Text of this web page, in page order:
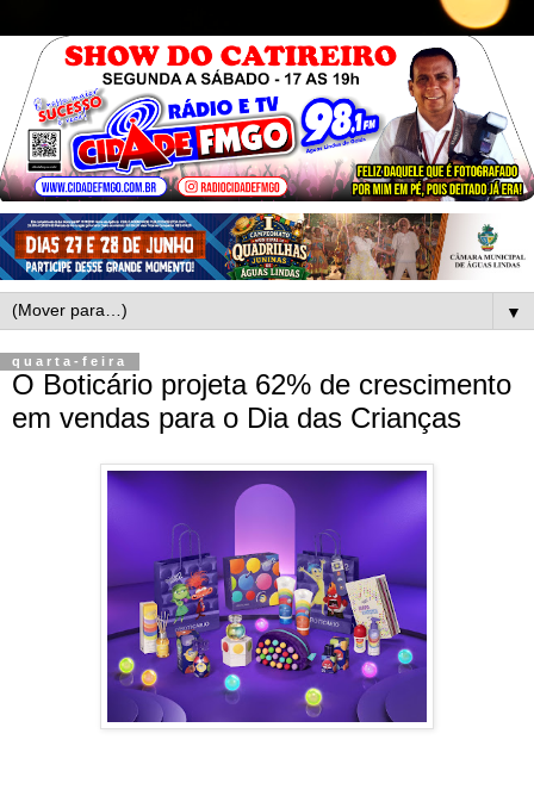
▼
quarta-feira
O Boticário projeta 62% de crescimento
em vendas para o Dia das Crianças